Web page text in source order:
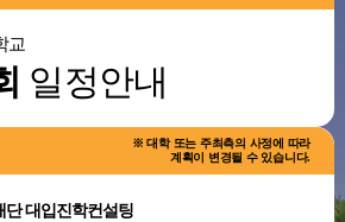
교
일정안내
※ 대학 또는 주최측의 사정에 따라
계획이 변경될 수 있습니다.
단 대입진학컨설팅